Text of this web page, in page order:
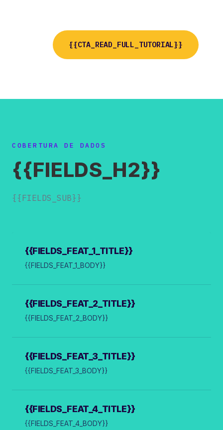
{{CTA_READ_FULL_TUTORIAL}}
COBERTURA DE DADOS
{{FIELDS_H2}}
{{FIELDS_SUB}}
{{FIELDS_FEAT_1_TITLE}}
{{FIELDS_FEAT_1_BODY}}
{{FIELDS_FEAT_2_TITLE}}
{{FIELDS_FEAT_2_BODY}}
{{FIELDS_FEAT_3_TITLE}}
{{FIELDS_FEAT_3_BODY}}
{{FIELDS_FEAT_4_TITLE}}
{{FIELDS_FEAT_4_BODY}}